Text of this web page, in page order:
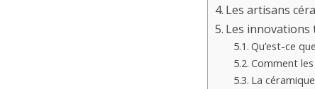
Les artisans
Les innovations
Qu’est-ce
Comment
La